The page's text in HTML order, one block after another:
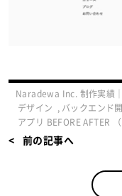
Naradewa Inc. 制作実績
デザイン
バックエンド
アプリ BEFORE AFTER
前の記事へ